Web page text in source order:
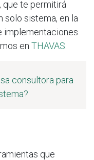
, que te permitirá
solo sistema, en la
implementaciones
en THAVAS
consultora para
que